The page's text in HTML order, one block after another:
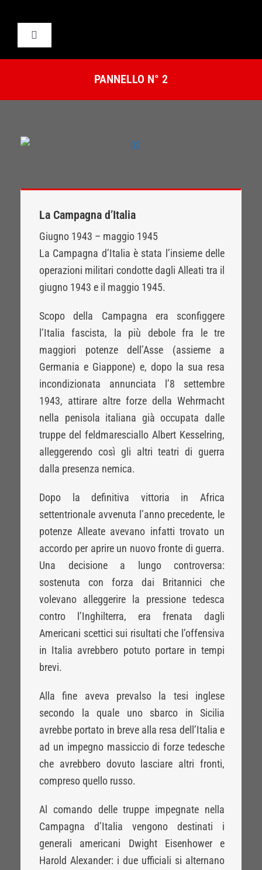
contenutoToggle
PANNELLO N° 2
La Campagna d’Italia
Giugno 1943 – maggio 1945
La Campagna d’Italia è stata l’insieme delle
operazioni militari condotte dagli Alleati tra il
giugno 1943 e il maggio 1945.
Scopo della Campagna era sconfiggere
l’Italia fascista, la più debole fra le tre
maggiori potenze dell’Asse (assieme a
Germania e Giappone) e, dopo la sua resa
incondizionata annunciata l’8 settembre
1943, attirare altre forze della Wehrmacht
nella penisola italiana già occupata dalle
truppe del feldmaresciallo Albert Kesselring,
alleggerendo così gli altri teatri di guerra
dalla presenza nemica.
Dopo la definitiva vittoria in Africa
settentrionale avvenuta l’anno precedente, le
potenze Alleate avevano infatti trovato un
accordo per aprire un nuovo fronte di guerra.
Una decisione a lungo controversa:
sostenuta con forza dai Britannici che
volevano alleggerire la pressione tedesca
contro l’Inghilterra, era frenata dagli
Americani scettici sui risultati che l’offensiva
in Italia avrebbero potuto portare in tempi
brevi.
Alla fine aveva prevalso la tesi inglese
secondo la quale uno sbarco in Sicilia
avrebbe portato in breve alla resa dell’Italia e
ad un impegno massiccio di forze tedesche
che avrebbero dovuto lasciare altri fronti,
compreso quello russo.
Al comando delle truppe impegnate nella
Campagna d’Italia vengono destinati i
generali americani Dwight Eisenhower e
Harold Alexander: i due ufficiali si alternano